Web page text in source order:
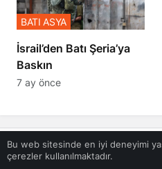
​​​​​​​İsrail’den Batı Şeria’ya
Baskın
BATI ASYA
7 ay önce
Bir Cevap Yaz
Bu web sitesinde en iyi deneyimi
çerezler kullanılmaktadır.
Anasayfa Akış